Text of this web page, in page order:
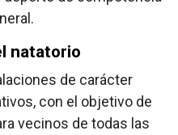
natatorio
de carácter
con el objetivo de
vecinos de todas las